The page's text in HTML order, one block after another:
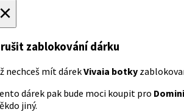
zablokování dárku
nechceš mít dárekVivaia botky
dárek pak bude moci koupit pro
jiný.